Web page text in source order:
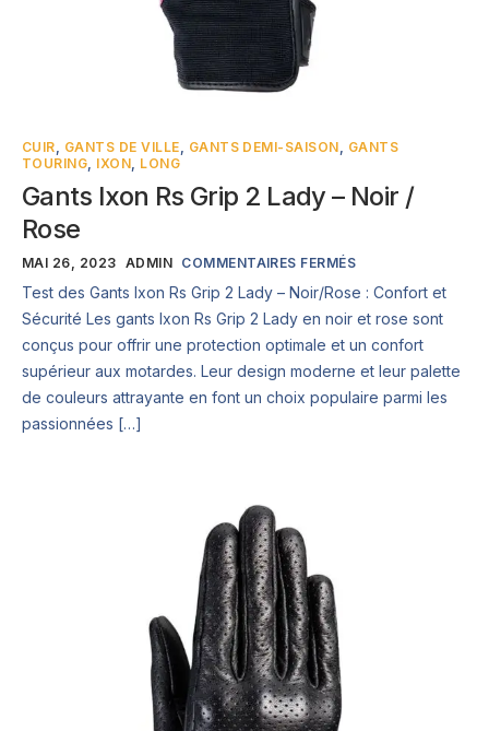
CUIR GANTS DE VILLE GANTS DEMI-SAISON
GANTS
TOURING IXON LONG
Gants Ixon Rs Grip 2 Lady – Noir /
Rose
MAI 26, 2023 ADMIN COMMENTAIRES FERMÉS
Test des Gants Ixon Rs Grip 2 Lady – Noir/Rose : Confort et
Sécurité Les gants Ixon Rs Grip 2 Lady en noir et rose sont
conçus pour offrir une protection optimale et un confort
supérieur aux motardes. Leur design moderne et leur palette
de couleurs attrayante en font un choix populaire parmi les
passionnées […]